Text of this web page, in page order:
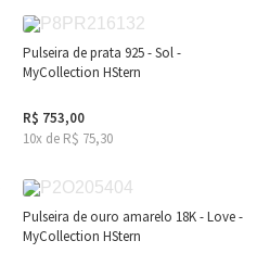
Pulseira de prata 925 - Sol -
MyCollection HStern
R$ 753,00
10x de R$ 75,30
Pulseira de ouro amarelo 18K - Love -
MyCollection HStern